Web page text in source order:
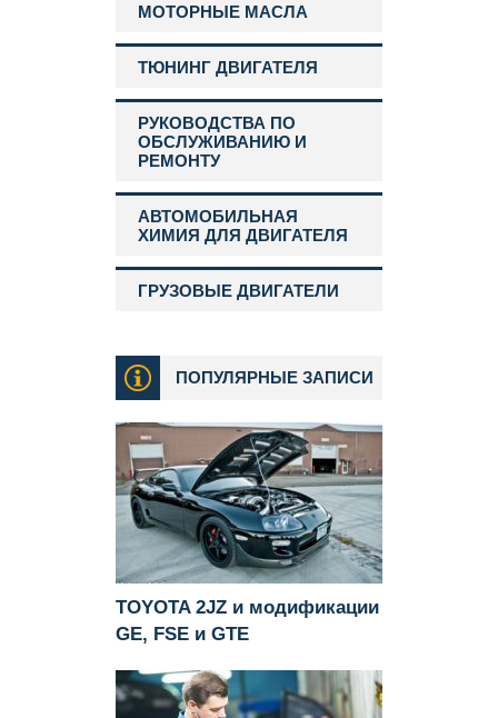
МОТОРНЫЕ МАСЛА
ТЮНИНГ ДВИГАТЕЛЯ
РУКОВОДСТВА ПО
ОБСЛУЖИВАНИЮ И
РЕМОНТУ
АВТОМОБИЛЬНАЯ
ХИМИЯ ДЛЯ ДВИГАТЕЛЯ
ГРУЗОВЫЕ ДВИГАТЕЛИ
ПОПУЛЯРНЫЕ ЗАПИСИ
TOYOTA 2JZ и модификации
GE, FSE и GTE